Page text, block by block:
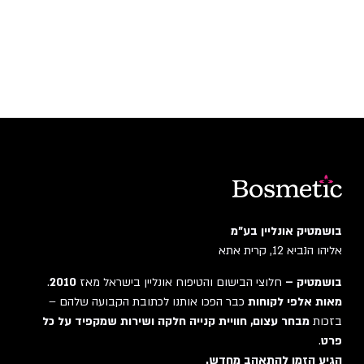
בושמטיק אונליין בע"מ
אליהו הנביא 12, קרית אתא
בושמטיק – חלוצי הבישום והטיפוח אונליין בישראל מאז 2010
.
מאות אלפי לקוחות כבר הפכו אותנו לכתובת הקבועה שלהם –
בזכות מבחר עצום, חוויית קנייה חלקה ושירות שמקפיד על כל
פרט.
הגיע הזמן להתאהב מחדש.